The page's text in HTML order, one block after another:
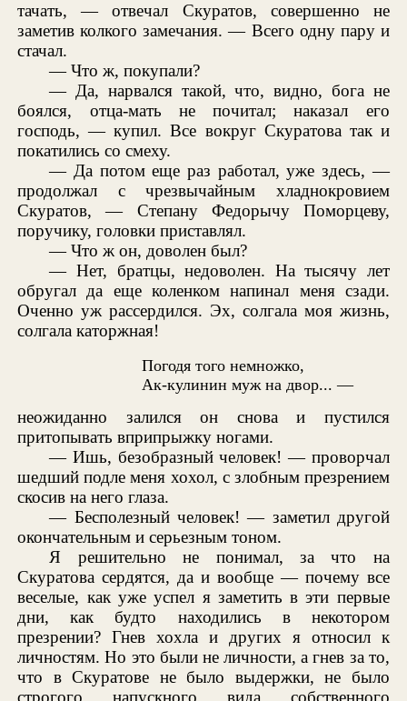
тачать, — отвечал Скуратов, совершенно не
заметив колкого замечания. — Всего одну пару и
стачал.
— Что ж, покупали?
— Да, нарвался такой, что, видно, бога не
боялся, отца-мать не почитал; наказал его
господь, — купил. Все вокруг Скуратова так и
покатились со смеху.
— Да потом еще раз работал, уже здесь, —
продолжал с чрезвычайным хладнокровием
Скуратов, — Степану Федорычу Поморцеву,
поручику, головки приставлял.
— Что ж он, доволен был?
— Нет, братцы, недоволен. На тысячу лет
обругал да еще коленком напинал меня сзади.
Оченно уж рассердился. Эх, солгала моя жизнь,
солгала каторжная!
Погодя того немножко,
Ак-кулинин муж на двор... —
неожиданно залился он снова и пустился
притопывать вприпрыжку ногами.
— Ишь, безобразный человек! — проворчал
шедший подле меня хохол, с злобным презрением
скосив на него глаза.
— Бесполезный человек! — заметил другой
окончательным и серьезным тоном.
Я решительно не понимал, за что на
Скуратова сердятся, да и вообще — почему все
веселые, как уже успел я заметить в эти первые
дни, как будто находились в некотором
презрении? Гнев хохла и других я относил к
личностям. Но это были не личности, а гнев за то,
что в Скуратове не было выдержки, не было
строгого напускного вида собственного